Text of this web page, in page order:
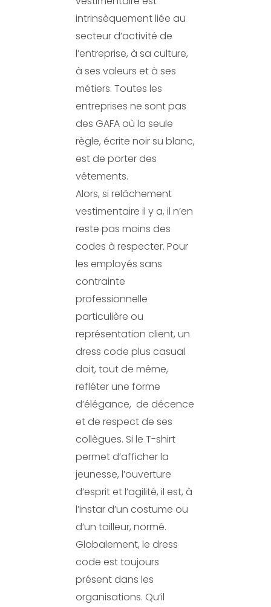
intrinsèquement liée au
secteur d’activité de
l’entreprise, à sa culture,
à ses valeurs et à ses
métiers. Toutes les
entreprises ne sont pas
des GAFA où la seule
règle, écrite noir su blanc,
est de porter des
vêtements.
Alors, si relâchement
vestimentaire il y a, il n’en
reste pas moins des
codes à respecter. Pour
les employés sans
contrainte
professionnelle
particulière ou
représentation client, un
dress code plus casual
doit, tout de même,
refléter une forme
d’élégance, de décence
et de respect de ses
collègues. Si le T-shirt
permet d’afficher la
jeunesse, l’ouverture
d’esprit et l’agilité, il est, à
l’instar d’un costume ou
d’un tailleur, normé.
Globalement, le dress
code est toujours
présent dans les
organisations. Qu’il